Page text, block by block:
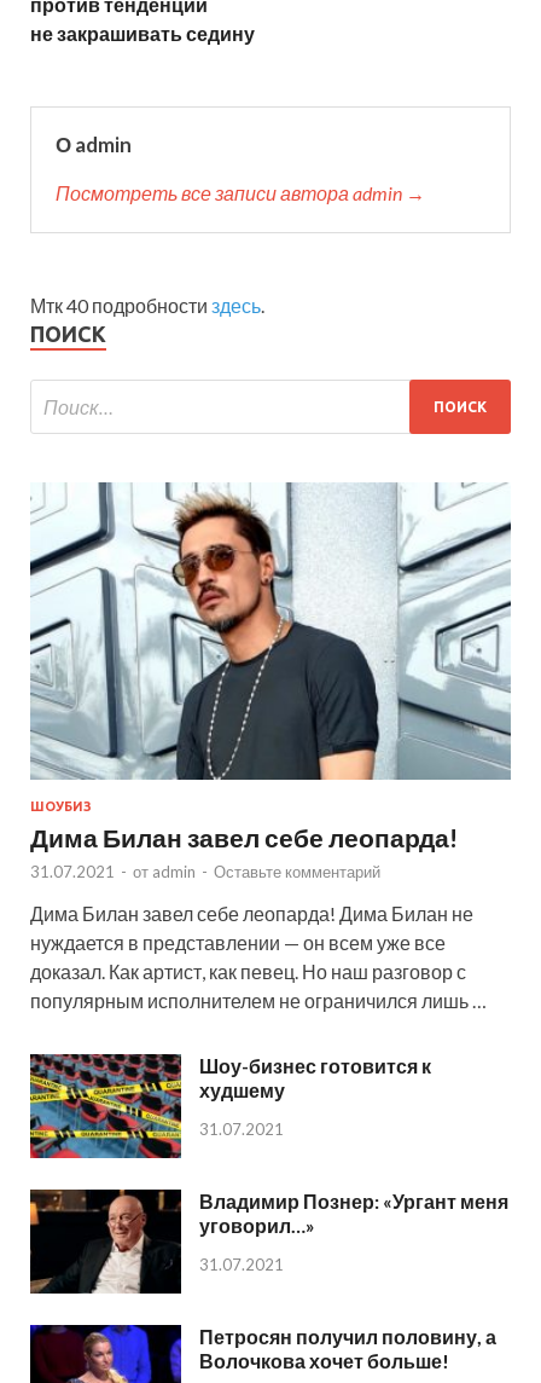
не закрашивать седину
О admin
Посмотреть все записи автора admin →
Мтк 40 подробности здесь.
ПОИСК
ШОУБИЗ
Дима Билан завел себе леопарда!
31.07.2021 - от admin - Оставьте комментарий
Дима Билан завел себе леопарда! Дима Билан не
нуждается в представлении — он всем уже все
доказал. Как артист, как певец. Но наш разговор с
популярным исполнителем не ограничился лишь …
Шоу-бизнес готовится к
худшему
31.07.2021
Владимир Познер: «Ургант меня
уговорил…»
31.07.2021
Петросян получил половину, а
Волочкова хочет больше!